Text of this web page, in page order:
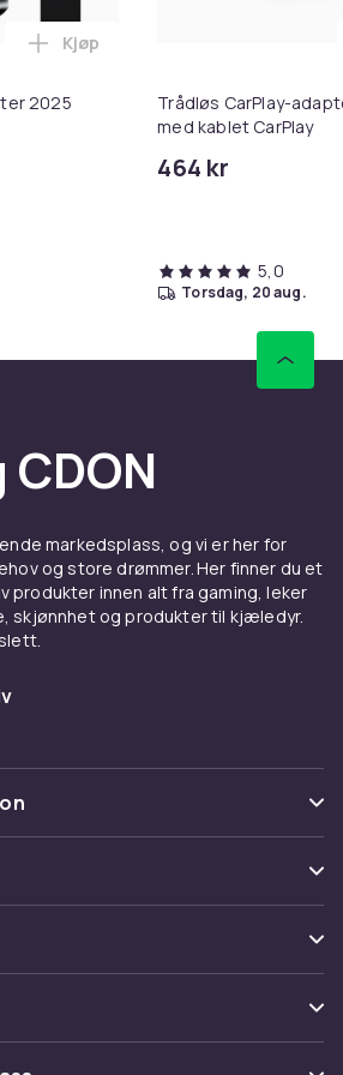
2025
Legg Trådløs CarPlay-adapter
Kjøp
Trådløs CarPlay-
med kablet CarPlay
464 kr
5,0
torsdag, 20 aug.
markedsplass, og vi er her for
og store drømmer. Her finner du et
produkter innen alt fra gaming, leker
skjønnhet og produkter til kjæledyr.